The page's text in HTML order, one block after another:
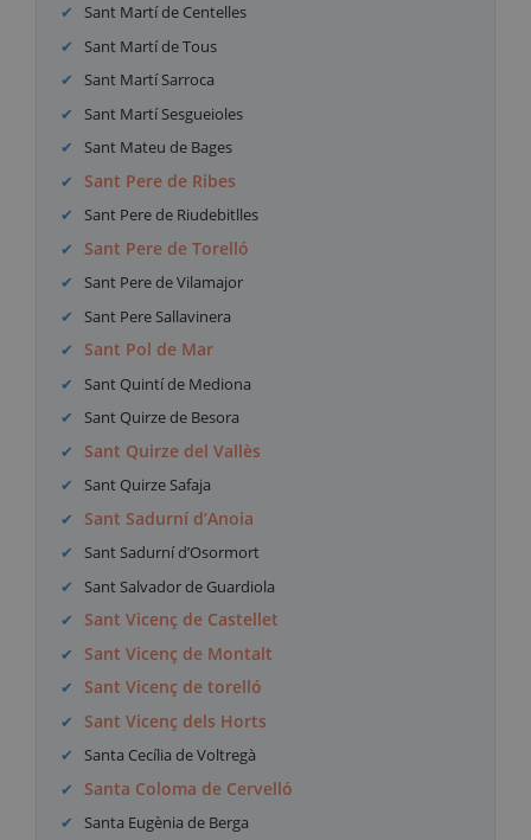
Sant Martí de Centelles
Sant Martí de Tous
Sant Martí Sarroca
Sant Martí Sesgueioles
Sant Mateu de Bages
Sant Pere de Ribes
Sant Pere de Riudebitlles
Sant Pere de Torelló
Sant Pere de Vilamajor
Sant Pere Sallavinera
Sant Pol de Mar
Sant Quintí de Mediona
Sant Quirze de Besora
Sant Quirze del Vallès
Sant Quirze Safaja
Sant Sadurní d’Anoia
Sant Sadurní d’Osormort
Sant Salvador de Guardiola
Sant Vicenç de Castellet
Sant Vicenç de Montalt
Sant Vicenç de torelló
Sant Vicenç dels Horts
Santa Cecília de Voltregà
Santa Coloma de Cervelló
Santa Eugènia de Berga